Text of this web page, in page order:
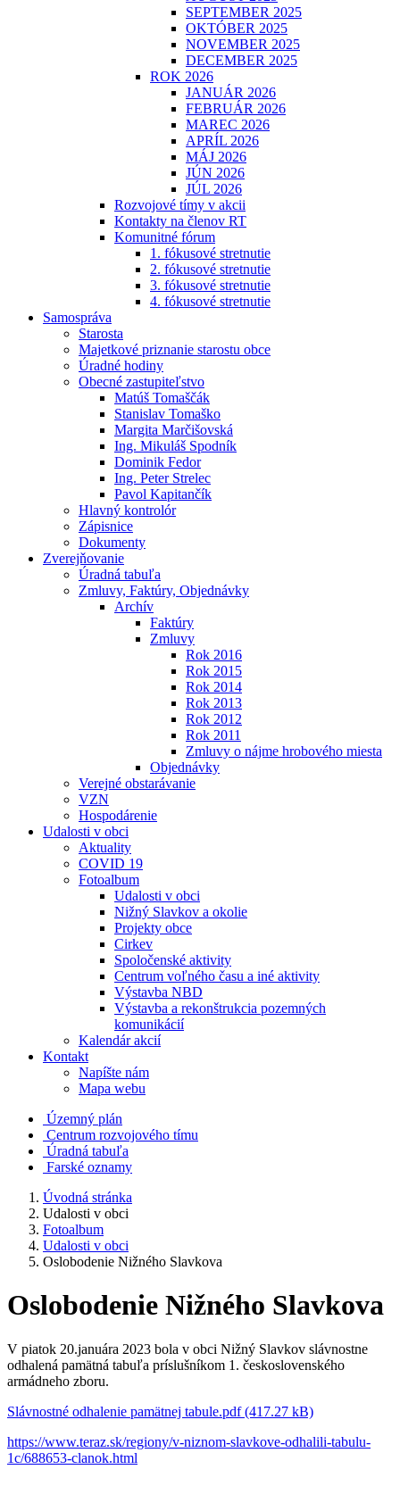
SEPTEMBER 2025
OKTÓBER 2025
NOVEMBER 2025
DECEMBER 2025
ROK 2026
JANUÁR 2026
FEBRUÁR 2026
MAREC 2026
APRÍL 2026
MÁJ 2026
JÚN 2026
JÚL 2026
Rozvojové tímy v akcii
Kontakty na členov RT
Komunitné fórum
1. fókusové stretnutie
2. fókusové stretnutie
3. fókusové stretnutie
4. fókusové stretnutie
Samospráva
Starosta
Majetkové priznanie starostu obce
Úradné hodiny
Obecné zastupiteľstvo
Matúš Tomaščák
Stanislav Tomaško
Margita Marčišovská
Ing. Mikuláš Spodník
Dominik Fedor
Ing. Peter Strelec
Pavol Kapitančík
Hlavný kontrolór
Zápisnice
Dokumenty
Zverejňovanie
Úradná tabuľa
Zmluvy, Faktúry, Objednávky
Archív
Faktúry
Zmluvy
Rok 2016
Rok 2015
Rok 2014
Rok 2013
Rok 2012
Rok 2011
Zmluvy o nájme hrobového miesta
Objednávky
Verejné obstarávanie
VZN
Hospodárenie
Udalosti v obci
Aktuality
COVID 19
Fotoalbum
Udalosti v obci
Nižný Slavkov a okolie
Projekty obce
Cirkev
Spoločenské aktivity
Centrum voľného času a iné aktivity
Výstavba NBD
Výstavba a rekonštrukcia pozemných
komunikácií
Kalendár akcií
Kontakt
Napíšte nám
Mapa webu
Územný plán
Centrum rozvojového tímu
Úradná tabuľa
Farské oznamy
Úvodná stránka
Udalosti v obci
Fotoalbum
Udalosti v obci
Oslobodenie Nižného Slavkova
Oslobodenie Nižného Slavkova
V piatok 20.januára 2023 bola v obci Nižný Slavkov slávnostne
odhalená pamätná tabuľa príslušníkom 1. československého
armádneho zboru.
Slávnostné odhalenie pamätnej tabule.pdf (417.27 kB)
https://www.teraz.sk/regiony/v-niznom-slavkove-odhalili-tabulu-
1c/688653-clanok.html